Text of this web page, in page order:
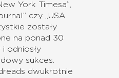
York Timesa”,
czy „USA
zostały
na ponad 30
odniosły
sukces.
dwukrotnie